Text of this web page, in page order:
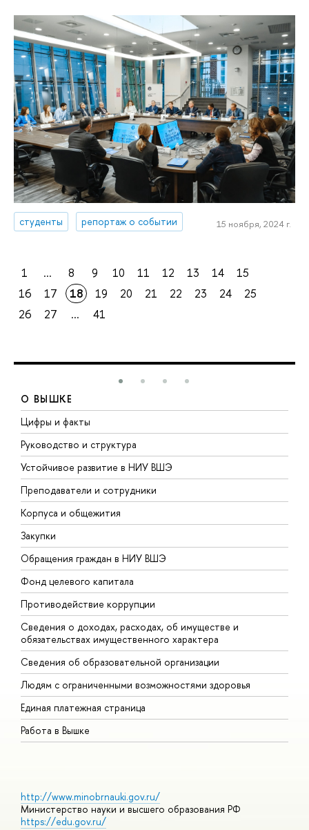
студенты репортаж о событии 15 ноября, 2024 г.
1 ... 8 9 10 11 12 13 14
15
16
17 18 19 20 21 22 23 24
25
26
27 ... 41
О ВЫШКЕ
Цифры и факты
Руководство и структура
Устойчивое развитие в НИУ ВШЭ
Преподаватели и сотрудники
Корпуса и общежития
Закупки
Обращения граждан в НИУ ВШЭ
Фонд целевого капитала
Противодействие коррупции
Сведения о доходах, расходах, об имуществе и
обязательствах имущественного характера
Сведения об образовательной организации
Людям с ограниченными возможностями здоровья
Единая платежная страница
Работа в Вышке
http://www.minobrnauki.gov.ru/
Министерство науки и высшего образования РФ
https://edu.gov.ru/